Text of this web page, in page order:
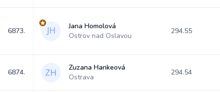
6873.
Jana Homolová
Ostrov nad Oslavou
294.55
6874.
Zuzana Hankeová
Ostrava
294.54